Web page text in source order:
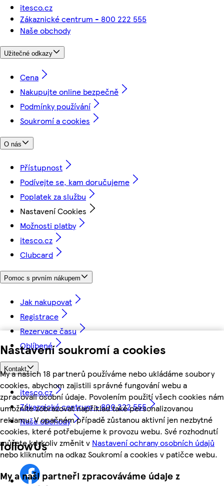
Nastavení soukromí a cookies
My a našich 18 partnerů používáme nebo ukládáme soubory
cookies, abychom zajistili správné fungování webu a
zpracovali osobní údaje. Povolením použití všech cookies nám
umožníte zobrazovat například také personalizovanou
reklamu. V opačném případě zůstanou aktivní jen nezbytné
cookies, které potřebujeme k provozu webu. Své rozhodnutí
můžete kdykoliv změnit v Nastavení ochrany osobních údajů
nebo kliknutím na odkaz Soukromí a cookies v patičce webu.
My a naši partneři zpracováváme údaje z
itesco.cz
Zákaznické centrum - 800 222 555
Naše obchody
Užitečné odkazy
Cena
Nakupujte online bezpečně
Podmínky používání
Soukromí a cookies
O nás
Přístupnost
Podívejte se, kam doručujeme
Poplatek za službu
Nastavení Cookies
Možnosti platby
itesco.cz
Clubcard
Pomoc s prvním nákupem
Jak nakupovat
Registrace
Rezervace času
Oblíbené
Kontakt
itesco.cz
Zákaznické centrum - 800 222 555
Naše obchody
followUs